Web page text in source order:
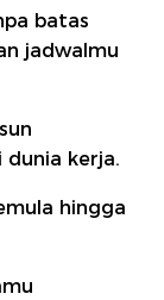
batas
jadwalmu
kerja.
hingga